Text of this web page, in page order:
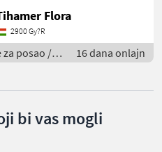
Flora
2900 Gy?R
za posao /
16 dana onlajn
bi vas mogli